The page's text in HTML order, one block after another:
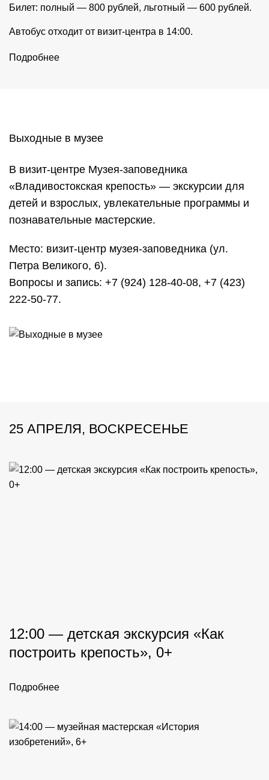
Билет: полный — 800 рублей, льготный — 600 рублей.
Автобус отходит от визит-центра в 14:00.
Подробнее
Выходные в музее
В визит-центре Музея-заповедника
«Владивостокская крепость» — экскурсии для
детей и взрослых, увлекательные программы и
познавательные мастерские.
Место: визит-центр музея-заповедника (ул.
Петра Великого, 6).
Вопросы и запись: +7 (924) 128-40-08, +7 (423)
222-50-77.
25 АПРЕЛЯ, ВОСКРЕСЕНЬЕ
12:00 — детская экскурсия «Как
построить крепость», 0+
Подробнее